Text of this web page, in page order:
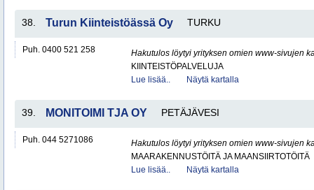
38. Turun Kiinteistöässä Oy TURKU
Puh. 0400 521 258
Hakutulos löytyi yrityksen omien www-sivujen
KIINTEISTÖPALVELUJA
Lue lisää..
Näytä kartalla
39. MONITOIMI TJA OY PETÄJÄVESI
Puh. 044 5271086
Hakutulos löytyi yrityksen omien www-sivujen
MAARAKENNUSTÖITÄ JA MAANSIIRTOTÖITÄ
Lue lisää..
Näytä kartalla